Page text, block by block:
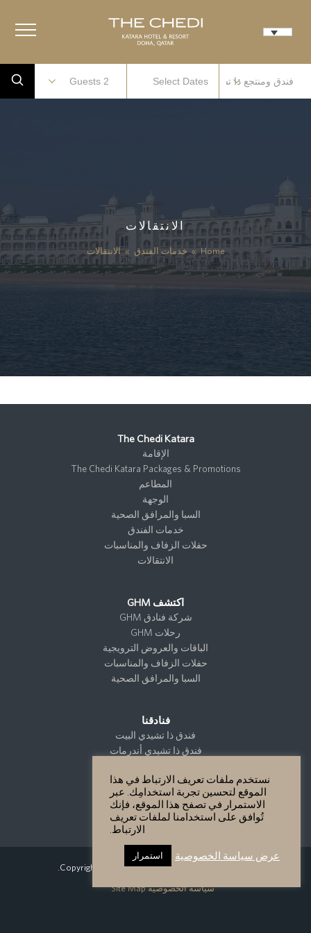
الانتقالات
Home
» خدمات الفندق » الانتقالات
The Chedi Katara
الإقامة
The Chedi Katara Packages & Promotions
المطاعم
الوجهة
السبا والمرافق الصحية
خدمات الفندق
حفلات الزفاف والمناسبات
الانتقالات
اكتشف GHM
شركة فنادق GHM
رحلات GHM
الباقات والعروض الترويجية
حفلات الزفاف والمناسبات
السبا والمرافق الصحية
فنادقنا
فندق ذا تشيدي البيت
فندق ذا تشيدي أندرمات
فندق ذا تشيدي كتارا
فندق ذا تشيدي مسقط
فندق ذا تشيدي لوستيكا باي
Copyright GHM Hotels 2026 - All Rights Reserved.
سياسة الخصوصية Site Map
نستخدم ملفات تعريف الارتباط في هذا
الموقع لتحسين تجربة استخدامِك. عبر
الاستمرار في تصفح هذا الموقع، فإنك
تُوافق على استخدامنا لملفات تعريف
الارتباط.
عرض سياسة الخصوصية استمرار